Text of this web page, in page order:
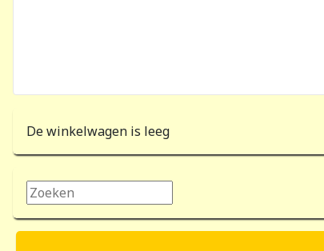
De winkelwagen is leeg
Zoeken...